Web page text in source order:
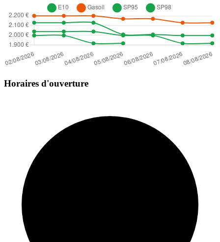
Horaires d'ouverture